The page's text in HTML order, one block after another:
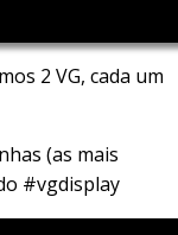
2 VG, cada um
(as mais
#vgdisplay